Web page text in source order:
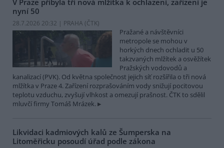
V Praze přibyla tři nová mlžítka k ochlazení, zařízení je
nyní 50
28.7.2026 20:32 | PRAHA (ČTK)
Pražané a návštěvníci
metropole se mohou v
horkých dnech ochladit u 50
takzvaných mlžítek a osvěžítek
Pražských vodovodů a
kanalizací (PVK). Od května společnost jejich síť rozšířila o tři nová
mlžítka v Praze 4. Zařízení rozprašováním vody snižují pocitovou
teplotu vzduchu, zvyšují vlhkost a omezují prašnost. ČTK to sdělil
mluvčí firmy Tomáš Mrázek.
Likvidaci kadmiových kalů ze Šumperska na
Litoměřicku posoudí úřad podle zákona